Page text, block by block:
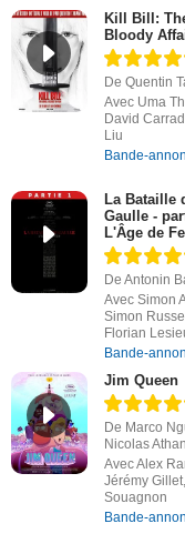
Kill Bill:
Bloody
De Quentin
Avec Uma
David
Liu
Bande-
La Bataille
Gaulle -
L'Âge de
De Antonin
Avec Simon
Simon
Florian
Bande-
Jim Queen
De Marco
Nicolas
Avec Alex
Jérémy
Souagnon
Bande-